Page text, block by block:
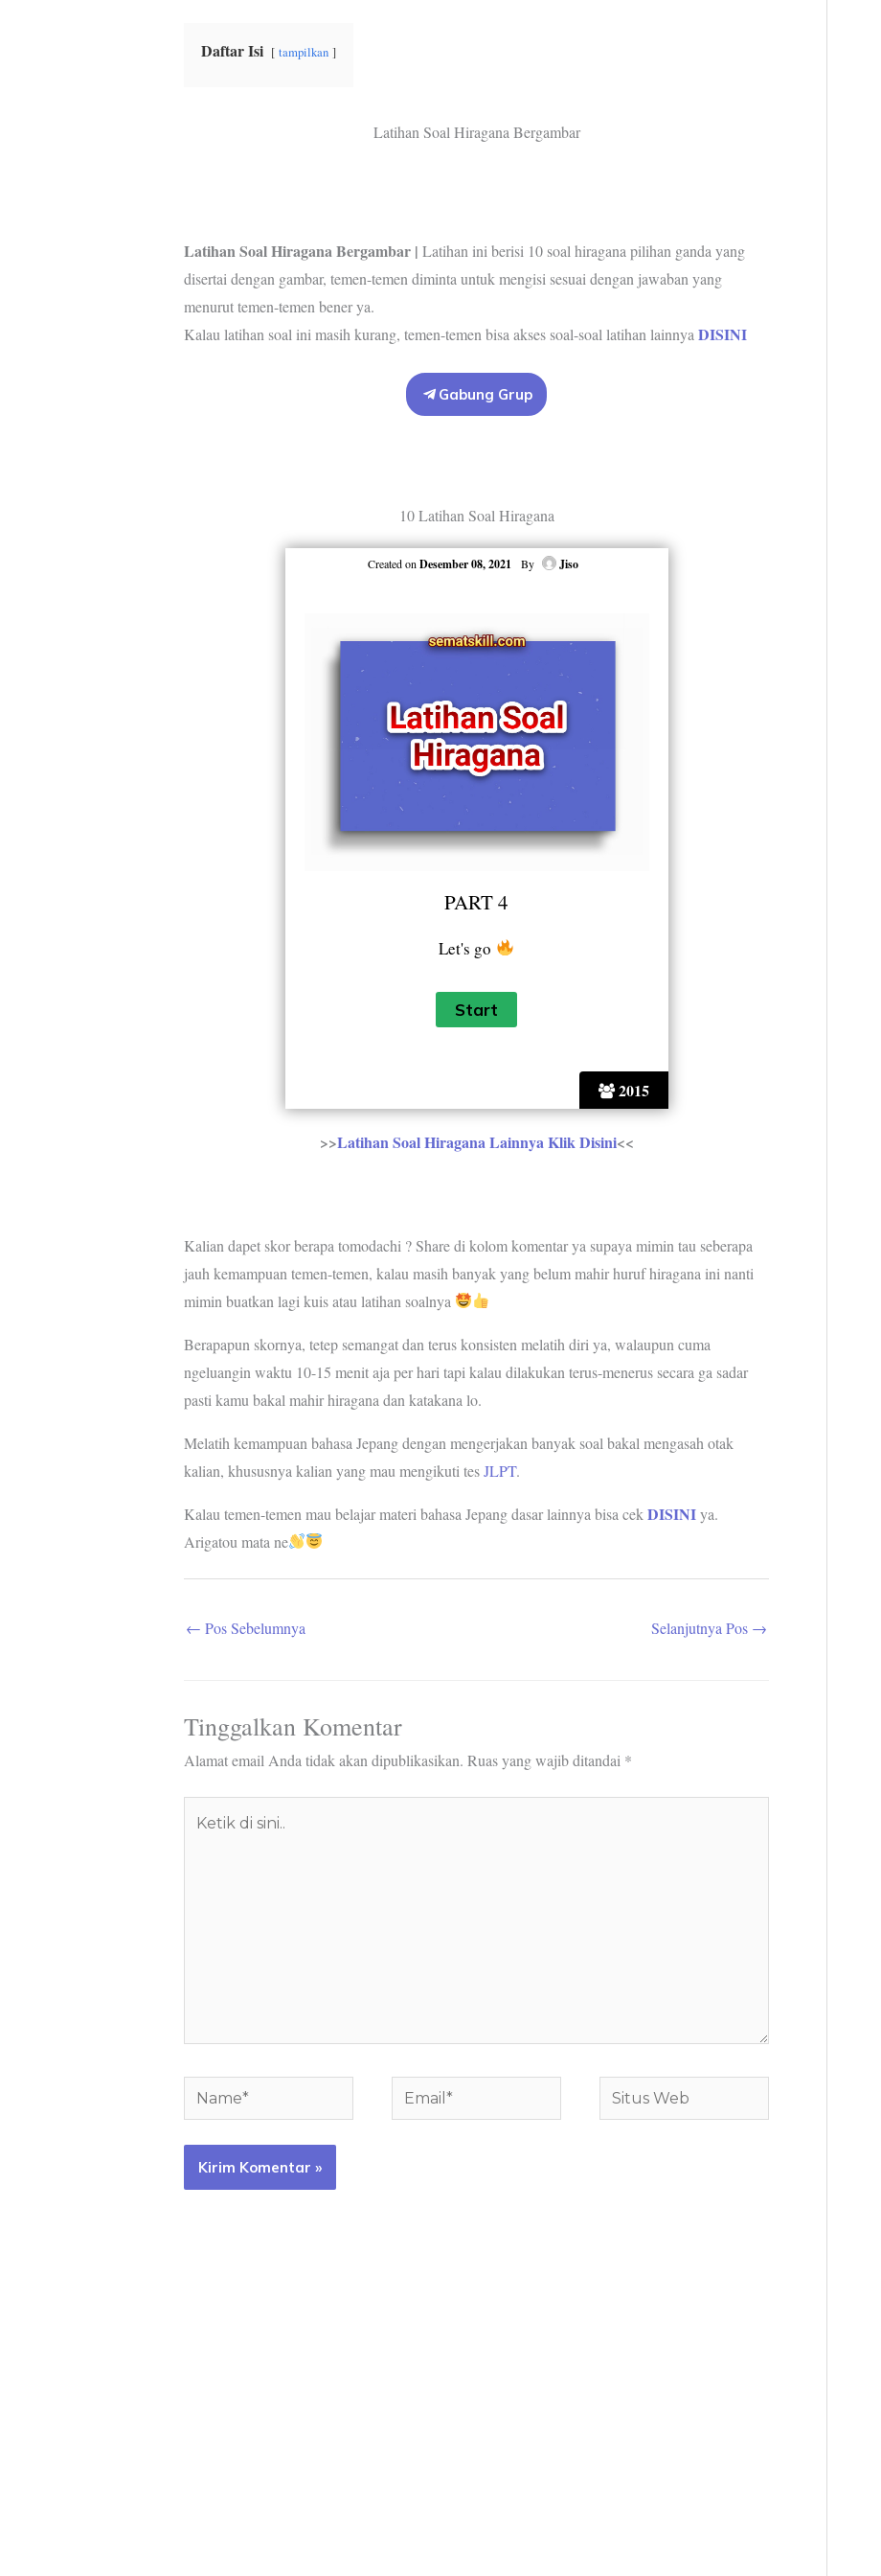
o
r
p
e
Daftar Isi tampilkan
Latihan Soal Hiragana Bergambar
Latihan Soal Hiragana Bergambar | Latihan ini berisi 10 soal hiragana pilihan ganda yang
disertai dengan gambar, temen-temen diminta untuk mengisi sesuai dengan jawaban yang
menurut temen-temen bener ya.
Kalau latihan soal ini masih kurang, temen-temen bisa akses soal-soal latihan lainnyaDISINI
Gabung Grup
10 Latihan Soal Hiragana
2015
Created onDesember 08, 2021 By Jiso
PART 4
Let's go
>>Latihan Soal Hiragana Lainnya Klik Disini<<
Kalian dapet skor berapa tomodachi ? Share di kolom komentar ya supaya mimin tau seberapa
jauh kemampuan temen-temen, kalau masih banyak yang belum mahir huruf hiragana ini nanti
mimin buatkan lagi kuis atau latihan soalnya
Berapapun skornya, tetep semangat dan terus konsisten melatih diri ya, walaupun cuma
ngeluangin waktu 10-15 menit aja per hari tapi kalau dilakukan terus-menerus secara ga sadar
pasti kamu bakal mahir hiragana dan katakana lo.
Melatih kemampuan bahasa Jepang dengan mengerjakan banyak soal bakal mengasah otak
kalian, khususnya kalian yang mau mengikuti tesJLPT.
Kalau temen-temen mau belajar materi bahasa Jepang dasar lainnya bisa cekDISINIya.
Arigatou mata ne
← Pos Sebelumnya Selanjutnya Pos →
Tinggalkan Komentar
Alamat email Anda tidak akan dipublikasikan. Ruas yang wajib ditandai *
Name* Email*
Situs
Web